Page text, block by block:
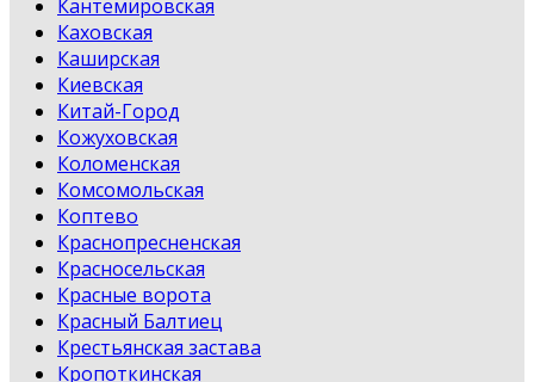
Кантемировская
Каховская
Каширская
Киевская
Китай-Город
Кожуховская
Коломенская
Комсомольская
Коптево
Краснопресненская
Красносельская
Красные ворота
Красный Балтиец
Крестьянская застава
Кропоткинская